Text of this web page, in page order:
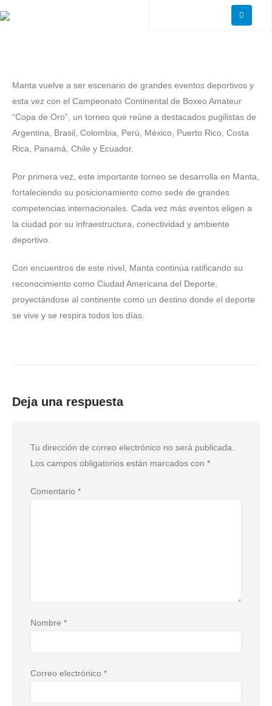
Manta vuelve a ser escenario de grandes eventos deportivos y
esta vez con el Campeonato Continental de Boxeo Amateur
“Copa de Oro”, un torneo que reúne a destacados pugilistas de
Argentina, Brasil, Colombia, Perú, México, Puerto Rico, Costa
Rica, Panamá, Chile y Ecuador.
Por primera vez, este importante torneo se desarrolla en Manta,
fortaleciendo su posicionamiento como sede de grandes
competencias internacionales. Cada vez más eventos eligen a
la ciudad por su infraestructura, conectividad y ambiente
deportivo.
Con encuentros de este nivel, Manta continúa ratificando su
reconocimiento como Ciudad Americana del Deporte,
proyectándose al continente como un destino donde el deporte
se vive y se respira todos los días.
Deja una respuesta
Tu dirección de correo electrónico no será publicada.
Los campos obligatorios están marcados con *
Comentario *
Nombre *
Correo electrónico *